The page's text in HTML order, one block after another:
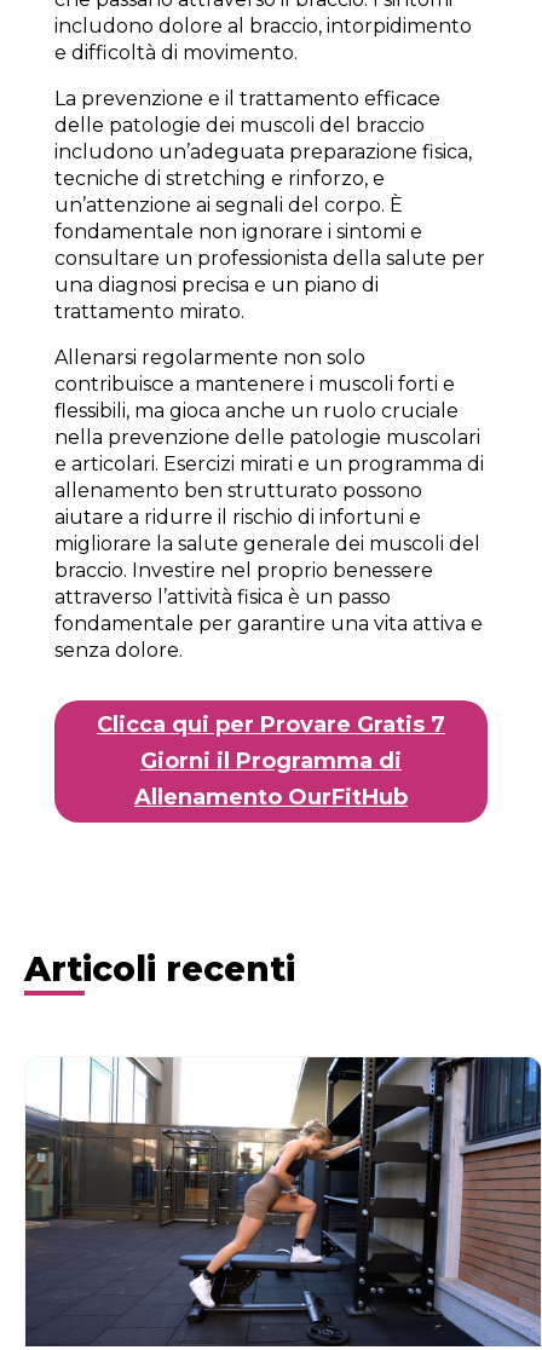
includono dolore al braccio, intorpidimento
e difficoltà di movimento.
La prevenzione e il trattamento efficace
delle patologie dei muscoli del braccio
includono un’adeguata preparazione fisica,
tecniche di stretching e rinforzo, e
un’attenzione ai segnali del corpo. È
fondamentale non ignorare i sintomi e
consultare un professionista della salute per
una diagnosi precisa e un piano di
trattamento mirato.
Allenarsi regolarmente non solo
contribuisce a mantenere i muscoli forti e
flessibili, ma gioca anche un ruolo cruciale
nella prevenzione delle patologie muscolari
e articolari. Esercizi mirati e un programma di
allenamento ben strutturato possono
aiutare a ridurre il rischio di infortuni e
migliorare la salute generale dei muscoli del
braccio. Investire nel proprio benessere
attraverso l’attività fisica è un passo
fondamentale per garantire una vita attiva e
senza dolore.
Clicca qui per Provare Gratis 7
Giorni il Programma di
Allenamento OurFitHub
Articoli recenti